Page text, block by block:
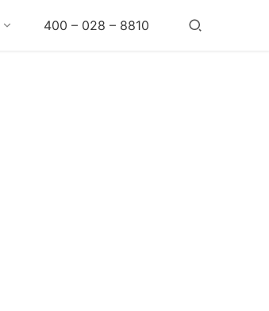
400 – 028 – 8810